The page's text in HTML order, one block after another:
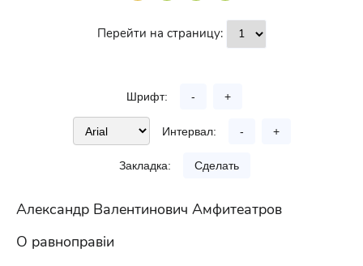
Перейти на страницу:
Шрифт: - +
Интервал: - +
Закладка: Сделать
Александр Валентинович Амфитеатров
О равноправіи